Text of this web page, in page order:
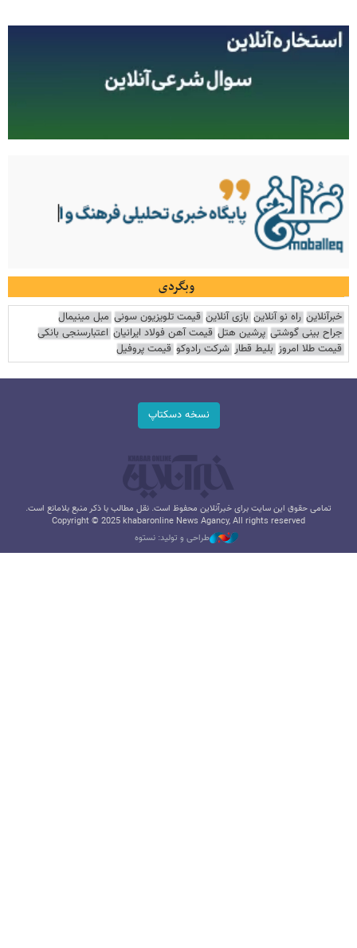
وبگردی
خبرآنلاین راه نو آنلاین بازی آنلاین قیمت تلویزیون سونی مبل مینیمال
جراح بینی گوشتی پرشین هتل قیمت آهن فولاد ایرانیان اعتبارسنجی بانکی
قیمت طلا امروز بلیط قطار شرکت رادوکو قیمت پروفیل
نسخه دسکتاپ
تمامی حقوق این سایت برای خبرآنلاین محفوظ است. نقل مطالب با ذکر منبع بلامانع است.
Copyright © 2025 khabaronline News Agancy, All rights reserved
طراحی و تولید: نستوه